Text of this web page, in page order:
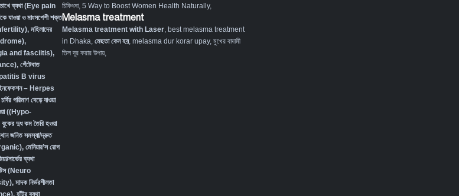
ব্যথা (Eye pain
যাওয়া ও মাংসপেশী শক্ত
, মহিলাদের
,
and fasciitis),
, গেঁটেবাত
B virus
ইনফেকশন – Herpes
চর্বির পরিমাণ বেড়ে যাওয়া
((Hypo-
বুকের দুধ কম তৈরি হওয়া
জনিত সমস্যা/দ্রুত
), মেনিয়ার’স রোগ
নার্ভের ব্যথা
(Neuro
, মাদক নির্ভরশীলতা
, হাঁটুর ব্যথা
চিকিৎসা, 5 Way to Boost Women Health Naturally,
Melasma treatment
Melasma treatment with Laser , best melasma treatment
in Dhaka, মেছতা কেন হয়, melasma dur korar upay, মুখের বাদামী
তিল দূর করার উপায়,